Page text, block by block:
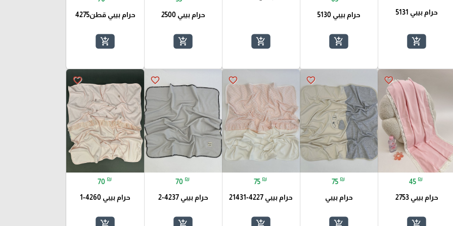
حرام بيبي 5131
add_shopping_cart
حرام بيبي 5130
add_shopping_cart
add_shopping_cart
حرام بيبي 2500
add_shopping_cart
حرام بيبي قطن4275
add_shopping_cart
favorite_border
45 ₪
حرام بيبي 2753
add_shopping_cart
favorite_border
75 ₪
حرام بيبي
add_shopping_cart
favorite_border
75 ₪
حرام بيبي 4227-21431
add_shopping_cart
favorite_border
70 ₪
حرام بيبي 4237-2
add_shopping_cart
favorite_border
70 ₪
حرام بيبي 4260-1
add_shopping_cart